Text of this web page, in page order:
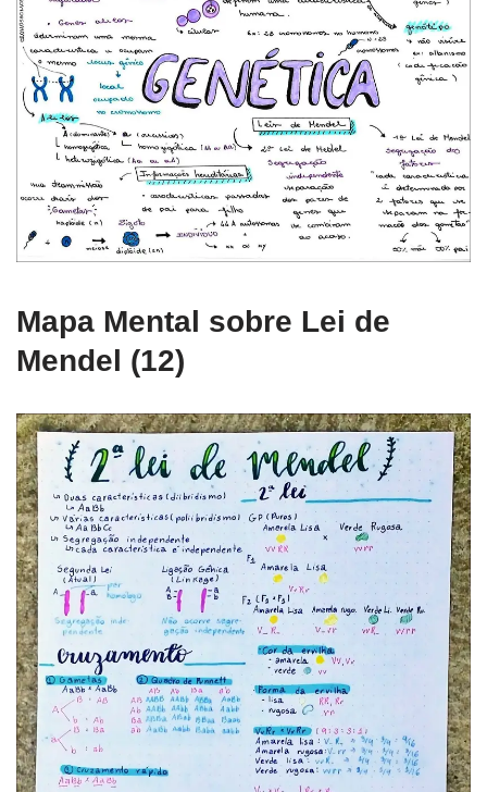
Mapa Mental sobre Lei de
Mendel (12)